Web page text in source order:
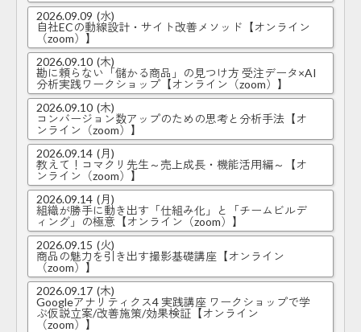
2026.09.09 (水)
自社ECの動線設計・サイト改善メソッド【オンライン
（zoom）】
2026.09.10 (木)
勘に頼らない「儲かる商品」の見つけ方 受注データ×AI
分析実践ワークショップ【オンライン（zoom）】
2026.09.10 (木)
コンバージョン数アップのための思考と分析手法【オ
ンライン（zoom）】
2026.09.14 (月)
教えて！コマクリ先生～売上成長・機能活用編～【オ
ンライン（zoom）】
2026.09.14 (月)
組織が勝手に動き出す「仕組み化」と「チームビルデ
ィング」の極意【オンライン（zoom）】
2026.09.15 (火)
商品の魅力を引き出す撮影基礎講座【オンライン
（zoom）】
2026.09.17 (木)
Googleアナリティクス4 実践講座 ワークショップで学
ぶ仮説立案/改善施策/効果検証【オンライン
（zoom）】